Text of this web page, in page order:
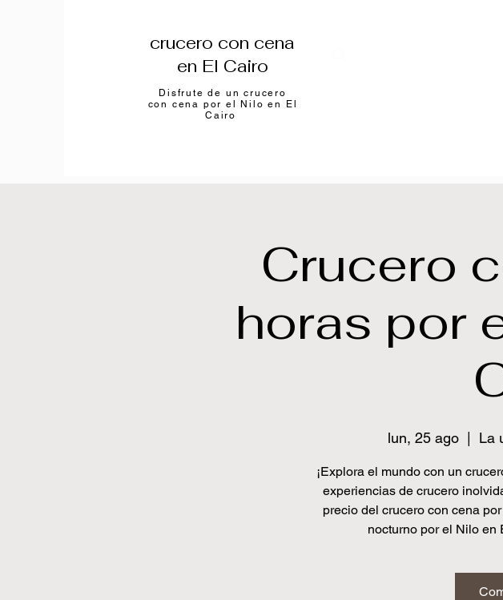
crucero con cena
en El Cairo
Disfrute de un crucero
con cena por el Nilo en El
Cairo
Crucero
horas por
lun, 25 ago La
¡Explora el mundo con un
experiencias de crucero
precio del crucero con cena
nocturno por el Nilo en